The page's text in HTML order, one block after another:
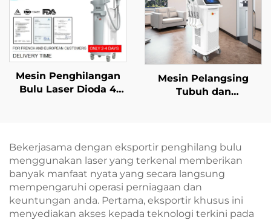
Mesin Penghilangan
Bulu Laser Dioda 4
dan 3000W, serta
Panjang Gelombang
755 nm, 808 nm, 940
nm, dan 1064 nm—
Diluluskan MDR, FDA,
dan MDSAP
Mesin Pelangsing
Tubuh dan
nm—Diluluskan FDA
Bekerjasama dengan eksportir penghilang bulu
menggunakan laser yang terkenal memberikan
banyak manfaat nyata yang secara langsung
mempengaruhi operasi perniagaan dan
keuntungan anda. Pertama, eksportir khusus ini
menyediakan akses kepada teknologi terkini pada